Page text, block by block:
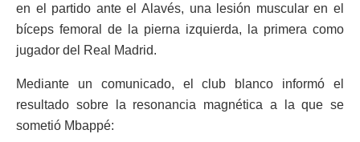
en el partido ante el Alavés, una lesión muscular en el
bíceps femoral de la pierna izquierda, la primera como
jugador del Real Madrid.
Mediante un comunicado, el club blanco informó el
resultado sobre la resonancia magnética a la que se
sometió Mbappé: